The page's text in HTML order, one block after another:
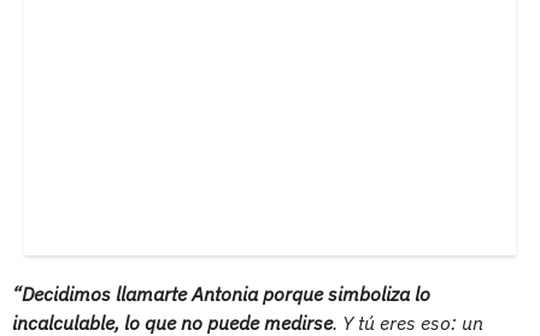
“Decidimos llamarte Antonia porque simboliza lo
incalculable, lo que no puede medirse. Y tú eres eso: un